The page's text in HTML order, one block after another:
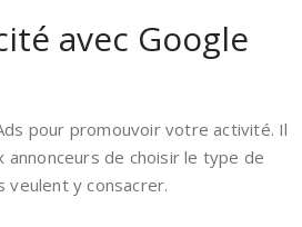
avec Google
pour promouvoir votre activité. Il
de choisir le type de
veulent y consacrer.